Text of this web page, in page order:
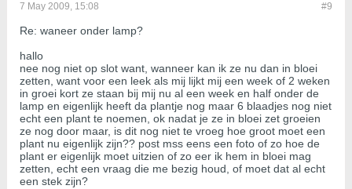
#9
7 May 2009, 15:08
Re: waneer onder lamp?
hallo
nee nog niet op slot want, wanneer kan ik ze nu dan in bloei
zetten, want voor een leek als mij lijkt mij een week of 2 weken
in groei kort ze staan bij mij nu al een week en half onder de
lamp en eigenlijk heeft da plantje nog maar 6 blaadjes nog niet
echt een plant te noemen, ok nadat je ze in bloei zet groeien
ze nog door maar, is dit nog niet te vroeg hoe groot moet een
plant nu eigenlijk zijn?? post mss eens een foto of zo hoe de
plant er eigenlijk moet uitzien of zo eer ik hem in bloei mag
zetten, echt een vraag die me bezig houd, of moet dat al echt
een stek zijn?